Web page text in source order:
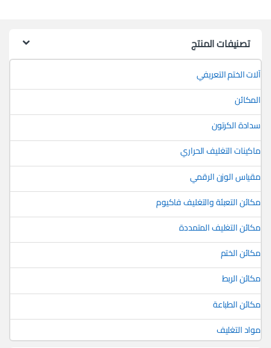
تصنيفات المنتج
آلات الختم التعريفي
المكائن
سدادة الكرتون
ماكينات التغليف الحراري
مقياس الوزن الرقمي
مكائن التعبئة والتغليف فاكيوم
مكائن التغليف المتمددة
مكائن الختم
مكائن الربط
مكائن الطباعة
مواد التغليف